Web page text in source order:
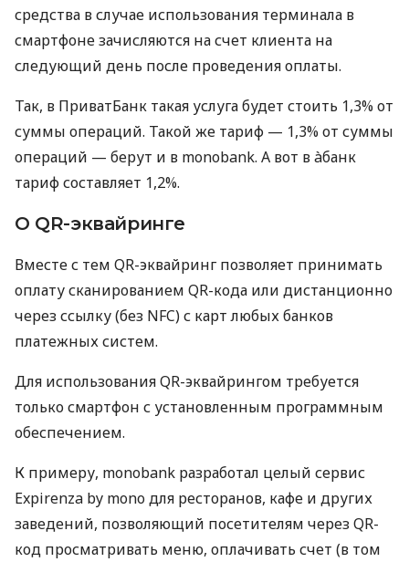
средства в случае использования терминала в
смартфоне зачисляются на счет клиента на
следующий день после проведения оплаты.
Так, в ПриватБанк такая услуга будет стоить 1,3% от
суммы операций. Такой же тариф — 1,3% от суммы
операций — берут и в monobank. А вот в àбанк
тариф составляет 1,2%.
О QR-эквайринге
Вместе с тем QR-эквайринг позволяет принимать
оплату сканированием QR-кода или дистанционно
через ссылку (без NFC) с карт любых банков
платежных систем.
Для использования QR-эквайрингом требуется
только смартфон с установленным программным
обеспечением.
К примеру, monobank разработал целый сервис
Expirenza by mono для ресторанов, кафе и других
заведений, позволяющий посетителям через QR-
код просматривать меню, оплачивать счет (в том